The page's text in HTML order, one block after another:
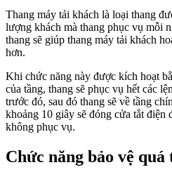
Thang máy tải khách là loại thang
lượng khách mà thang phục vụ mỗi
thang sẽ giúp thang máy tải khách
hơn.
Khi chức năng này được kích hoạt
của tầng, thang sẽ phục vụ hết các
trước đó, sau đó thang sẽ về tầng
khoảng 10 giây sẽ đóng cửa tắt điện
không phục vụ.
Chức năng bảo vệ quá